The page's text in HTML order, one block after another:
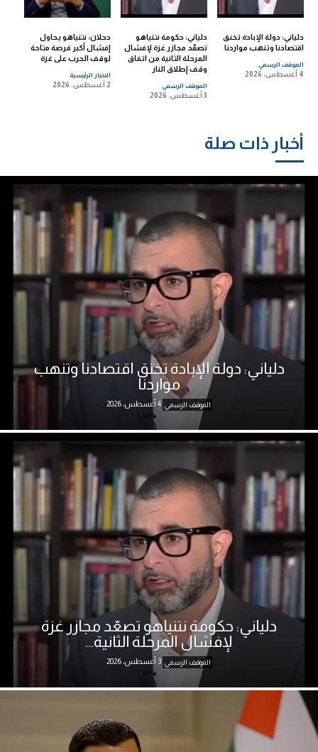
دلياني: دولة الإبادة تخنق
اقتصادنا وتنهب مواردنا
الموقف الرسمي
4 أغسطس، 2026
دلياني: حكومة نتنياهو
تصعّد مجازر غزة لإفشال
المرحلة الثانية من اتفاق
وقف إطلاق النار
الموقف الرسمي
3 أغسطس، 2026
دحلان: نتنياهو يحاول
إفشال أكبر فرصة متاحة
لوقف الحرب على غزة
الاخبار الرئيسية
2 أغسطس، 2026
أخبار ذات صلة
دلياني: دولة الإبادة تخنق اقتصادنا وتنهب
مواردنا
الموقف الرسمي 4 أغسطس، 2026
دلياني: حكومة نتنياهو تصعّد مجازر غزة
لإفشال المرحلة الثانية...
الموقف الرسمي 3 أغسطس، 2026